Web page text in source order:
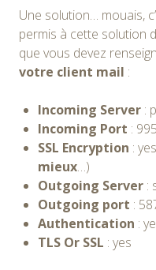
Une solution… mouais,
permis à cette solution
que vous devez
votre client mail :
Incoming Server :
Incoming Port : 995
SSL Encryption :
mieux…)
Outgoing Server :
Outgoing port :
Authentication :
TLS Or SSL : yes